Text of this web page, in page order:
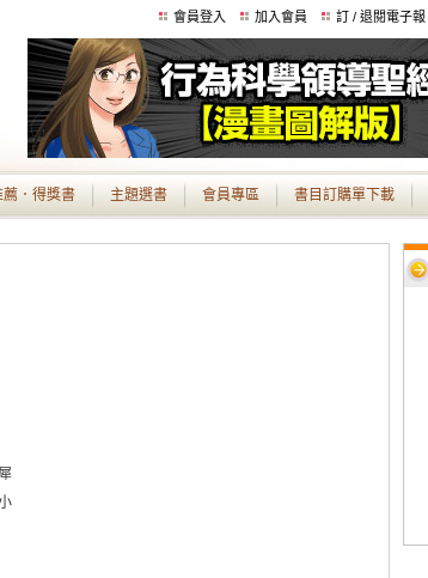
會員登入 加入會員 訂 / 退閱電子報
薦．得獎書 主題選書 會員專區 書目訂購單下載